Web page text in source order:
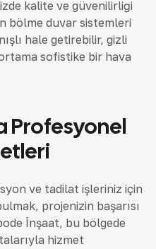
kalite ve güvenilirliği
bölme duvar sistemleri
hale getirebilir, gizli
sofistike bir hava
Profesyonel
ve tadilat işleriniz için
projenizin başarısı
İnşaat, bu bölgede
hizmet